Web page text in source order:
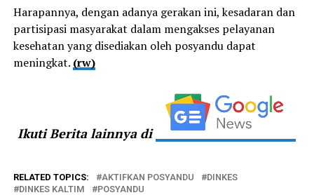
Harapannya, dengan adanya gerakan ini, kesadaran dan
partisipasi masyarakat dalam mengakses pelayanan
kesehatan yang disediakan oleh posyandu dapat
meningkat. (rw)
Ikuti Berita lainnya di
RELATED TOPICS: AKTIFKAN POSYANDU
DINKES
DINKES KALTIM
POSYANDU